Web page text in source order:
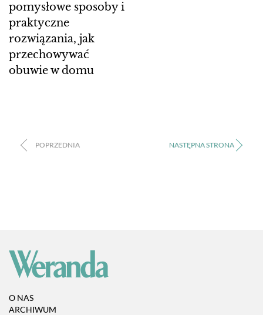
pomysłowe sposoby i
praktyczne
rozwiązania, jak
przechowywać
obuwie w domu
O NAS
ARCHIWUM